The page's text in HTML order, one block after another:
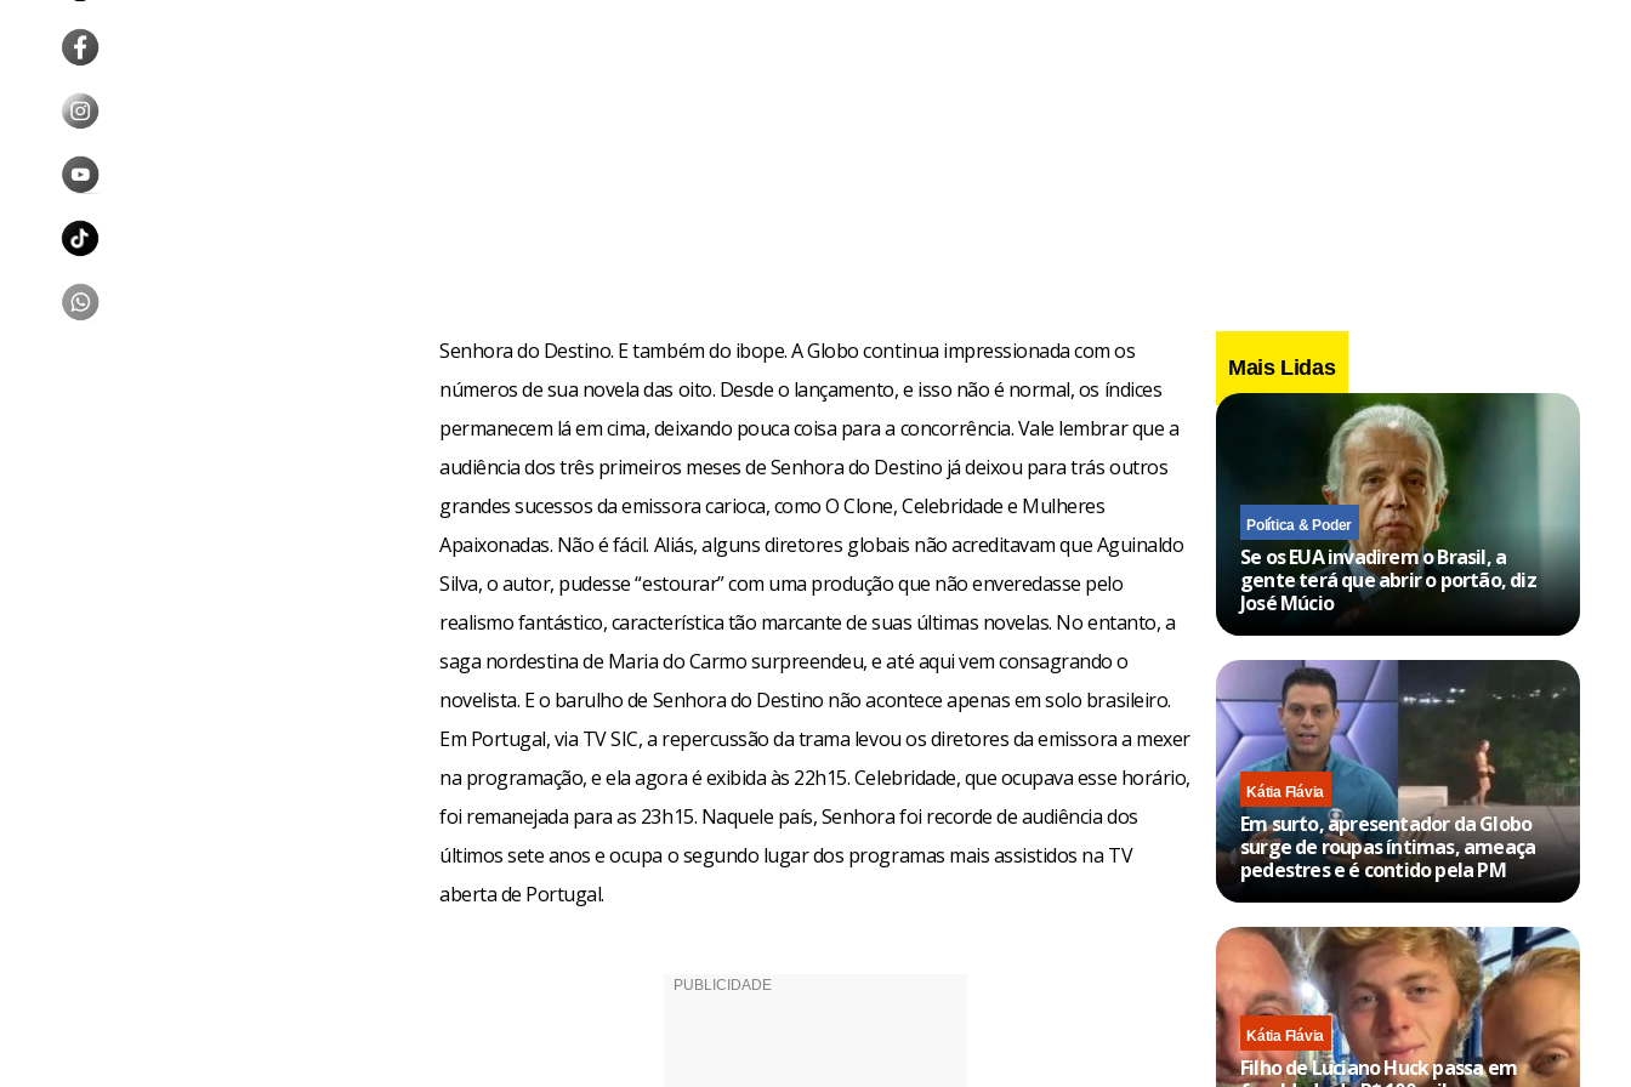
Senhora do Destino. E também do ibope. A Globo continua impressionada com os
números de sua novela das oito. Desde o lançamento, e isso não é normal, os índices
permanecem lá em cima, deixando pouca coisa para a concorrência. Vale lembrar que a
audiência dos três primeiros meses de Senhora do Destino já deixou para trás outros
grandes sucessos da emissora carioca, como O Clone, Celebridade e Mulheres
Apaixonadas. Não é fácil. Aliás, alguns diretores globais não acreditavam que Aguinaldo
Silva, o autor, pudesse “estourar” com uma produção que não enveredasse pelo
realismo fantástico, característica tão marcante de suas últimas novelas. No entanto, a
saga nordestina de Maria do Carmo surpreendeu, e até aqui vem consagrando o
novelista. E o barulho de Senhora do Destino não acontece apenas em solo brasileiro.
Em Portugal, via TV SIC, a repercussão da trama levou os diretores da emissora a mexer
na programação, e ela agora é exibida às 22h15. Celebridade, que ocupava esse horário,
foi remanejada para as 23h15. Naquele país, Senhora foi recorde de audiência dos
últimos sete anos e ocupa o segundo lugar dos programas mais assistidos na TV
aberta de Portugal.
Mais Lidas
Política & Poder
Se os EUA invadirem o Brasil, a
gente terá que abrir o portão, diz
José Múcio
Kátia Flávia
Em surto, apresentador da Globo
surge de roupas íntimas, ameaça
pedestres e é contido pela PM
Kátia Flávia
Filho de Luciano Huck passa em